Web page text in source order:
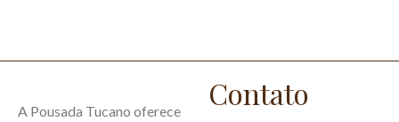
A Pousada Tucano oferece
Contato